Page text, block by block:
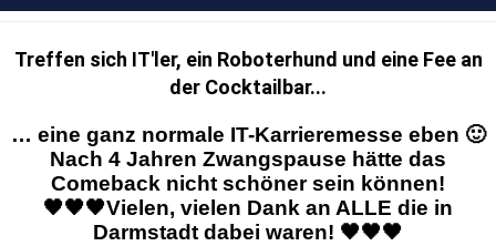
Treffen sich IT'ler, ein Roboterhund und eine Fee an
der Cocktailbar...
… eine ganz normale IT-Karrieremesse eben 🙂
Nach 4 Jahren Zwangspause hätte das
Comeback nicht schöner sein können!
🖤🖤🖤Vielen, vielen Dank an ALLE die in
Darmstadt dabei waren! 🖤🖤🖤